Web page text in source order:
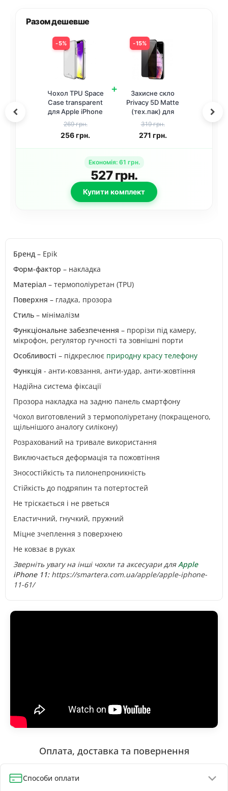
Разом дешевше
5%
Чохол TPU Space
Case transparent
для Apple iPhone
11 (6.1") Прозорий
269 грн.
256грн.
+
15%
Захисне скло
Privacy 5D Matte
(тех.пак) для
Apple iPhone 11 /
XR (6.1") Чорний
319 грн.
271 грн.
Економія: 61 грн.
527грн.
Купити комплект
Бренд – Epik
Форм-фактор – накладка
Матеріал – термополіуретан (TPU)
Поверхня – гладка, прозора
Стиль – мінімалізм
Функціональне забезпечення – прорізи під камеру,
мікрофон, регулятор гучності та зовнішні порти
Особливості – підкреслює природну красу телефону
Функція - анти-ковзання, анти-удар, анти-жовтіння
Надійна система фіксації
Прозора накладка на задню панель смартфону
Чохол виготовлений з термополіуретану (покращеного,
щільнішого аналогу силікону)
Розрахований на тривале використання
Виключається деформація та пожовтіння
Зносостійкість та пилонепроникність
Стійкість до подряпин та потертостей
Не тріскається і не рветься
Еластичний, гнучкий, пружний
Міцне зчеплення з поверхнею
Не ковзає в руках
Зверніть увагу на інші чохли та аксесуари дляApple
iPhone 11:https://smartera.com.ua/apple/apple-iphone-
11-61/
Оплата, доставка та повернення
Способи оплати